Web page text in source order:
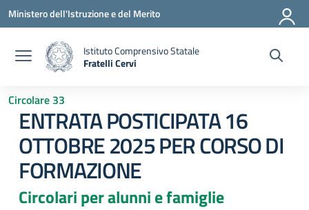
Vai ai contenuti
Vai al menu di navigazione
Vai al footer
Ministero dell'Istruzione e del Merito
Istituto Comprensivo Statale
Fratelli Cervi
Circolare 33
ENTRATA POSTICIPATA 16
OTTOBRE 2025 PER CORSO DI
FORMAZIONE
Circolari per alunni e famiglie